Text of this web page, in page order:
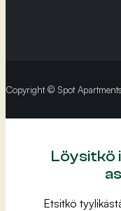
Copyright © Spot
Löysitkö
Etsitkö